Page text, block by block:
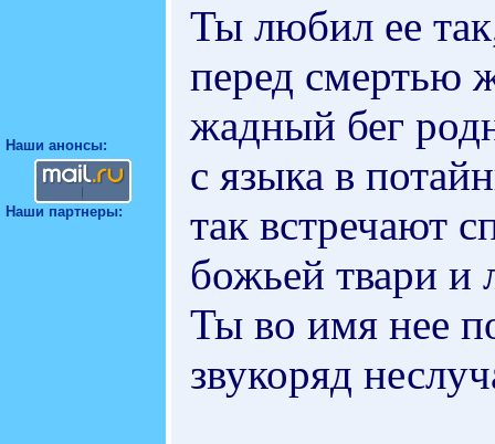
Наши анонсы:
Наши партнеры:
Ты любил ее
перед смертью
жадный бег
с языка в
так встречают
божьей твари и
Ты во имя нее
звукоряд